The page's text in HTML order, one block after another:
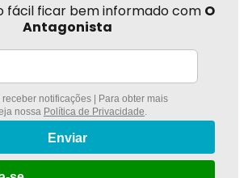
fácil ficar bem informado com O
Antagonista
notificações | Para obter mais
nossa Política de Privacidade
Enviar